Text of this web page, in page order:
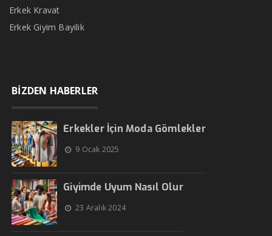
Erkek Kravat
Erkek Giyim Bayilik
BİZDEN HABERLER
Erkekler İçin Moda Gömlekler
9 Ocak 2025
Giyimde Uyum Nasıl Olur
23 Aralık 2024